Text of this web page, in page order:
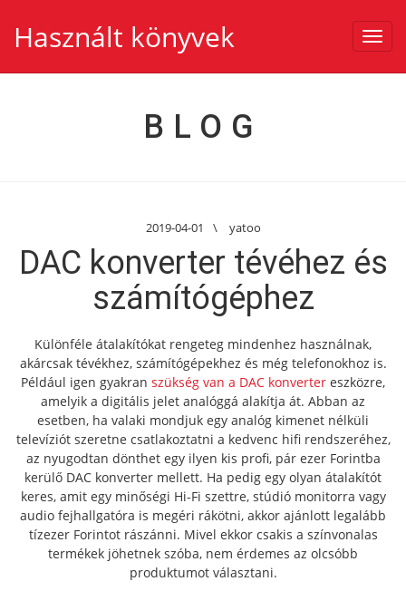
Használt könyvek
BLOG
2019-04-01 \ yatoo
DAC konverter tévéhez és
számítógéphez
Különféle átalakítókat rengeteg mindenhez használnak,
akárcsak tévékhez, számítógépekhez és még telefonokhoz is.
Például igen gyakran szükség van a DAC konverter eszközre,
amelyik a digitális jelet analóggá alakítja át. Abban az
esetben, ha valaki mondjuk egy analóg kimenet nélküli
televíziót szeretne csatlakoztatni a kedvenc hifi rendszeréhez,
az nyugodtan dönthet egy ilyen kis profi, pár ezer Forintba
kerülő DAC konverter mellett. Ha pedig egy olyan átalakítót
keres, amit egy minőségi Hi-Fi szettre, stúdió monitorra vagy
audio fejhallgatóra is megéri rákötni, akkor ajánlott legalább
tízezer Forintot rászánni. Mivel ekkor csakis a színvonalas
termékek jöhetnek szóba, nem érdemes az olcsóbb
produktumot választani.